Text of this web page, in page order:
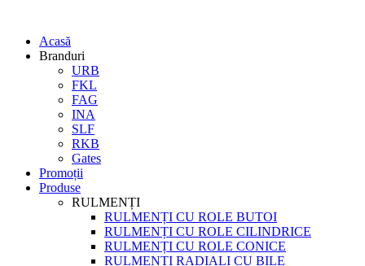
Acasă
Branduri
URB
FKL
FAG
INA
SLF
RKB
Gates
Promoții
Produse
RULMENȚI
RULMENȚI CU ROLE BUTOI
RULMENȚI CU ROLE CILINDRICE
RULMENȚI CU ROLE CONICE
RULMENȚI RADIALI CU BILE